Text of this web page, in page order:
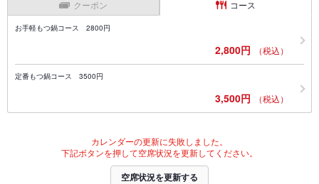
クーポン コース
お手軽もつ鍋コース 2800円
2,800円 （税込）
定番もつ鍋コース 3500円
3,500円 （税込）
カレンダーの更新に失敗しました。
下記ボタンを押して空席状況を更新してください。
空席状況を更新する